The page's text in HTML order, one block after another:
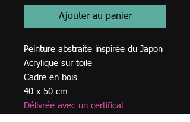
Ajouter au panier
Peinture abstraite inspirée du Japon
Acrylique sur toile
Cadre en bois
40 x 50 cm
Délivrée avec un certificat